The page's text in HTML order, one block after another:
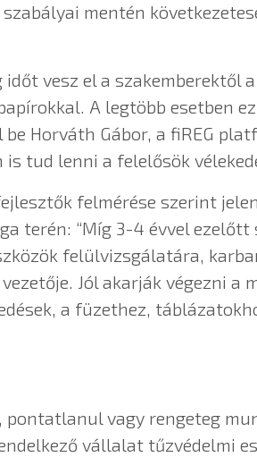
mentén
vesz el a szakemberektől
A legtöbb esetben
Horváth Gábor, a fiREG
tud lenni a felelősök
felmérése szerint
terén: “Míg 3-4 évvel
felülvizsgálatára,
Jól akarják végezni
a füzethez,
pontatlanul vagy rengeteg
vállalat tűzvédelmi